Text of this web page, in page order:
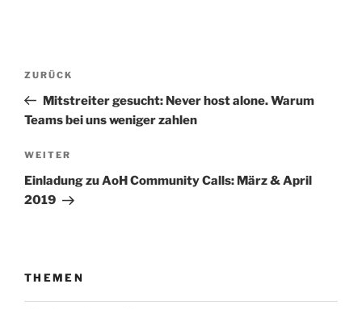
Beitragsnavigation
Vorheriger
Beitrag
ZURÜCK
Mitstreiter gesucht: Never host alone. Warum
Teams bei uns weniger zahlen
Nächster
Beitrag
WEITER
Einladung zu AoH Community Calls: März & April
2019
THEMEN